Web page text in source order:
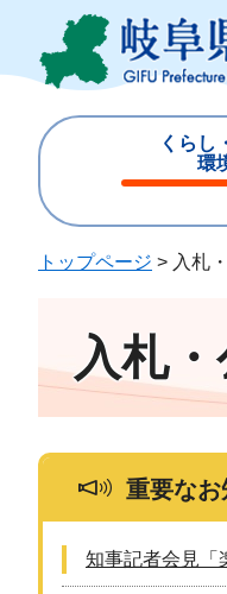
ジ
ュ
くらし
環
じ
トップページ > 入札
入札
重要なお
知事記者会見「